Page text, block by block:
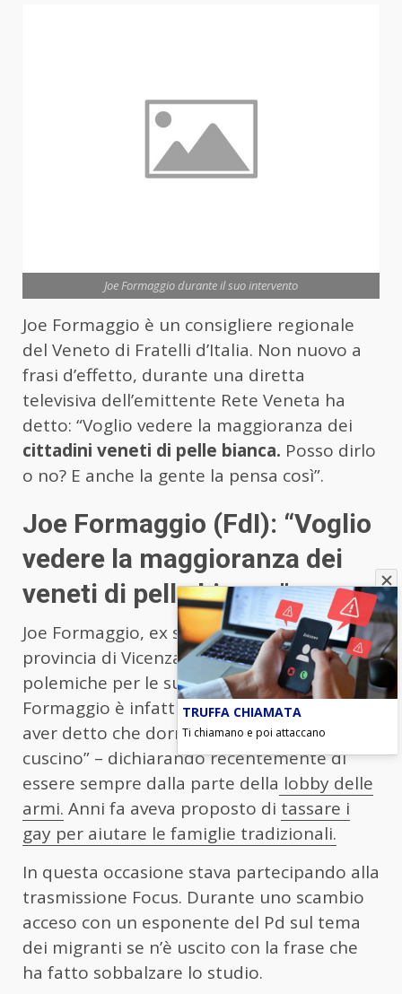
Joe Formaggio durante il suo intervento
Joe Formaggio è un consigliere regionale
del Veneto di Fratelli d’Italia. Non nuovo a
frasi d’effetto, durante una diretta
televisiva dell’emittente Rete Veneta ha
detto: “Voglio vedere la maggioranza dei
cittadini veneti di pelle bianca. Posso dirlo
o no? E anche la gente la pensa così”.
Joe Formaggio (FdI): “Voglio
vedere la maggioranza dei
veneti di pelle bianca”
Joe Formaggio, ex sindaco di Albettone in
provincia di Vicenza, è “abbonato” alle
polemiche per le sue esternazioni.
Formaggio è infatti divenuto famoso per
aver detto che dormiva “con il fucile sotto il
cuscino” – dichiarando recentemente di
essere sempre dalla parte della lobby delle
armi. Anni fa aveva proposto di tassare i
gay per aiutare le famiglie tradizionali.
In questa occasione stava partecipando alla
trasmissione Focus. Durante uno scambio
acceso con un esponente del Pd sul tema
dei migranti se n’è uscito con la frase che
ha fatto sobbalzare lo studio.
TRUFFA CHIAMATA
Ti chiamano e poi attaccano